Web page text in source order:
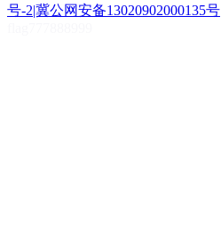
号-2|冀公网安备13020902000135号